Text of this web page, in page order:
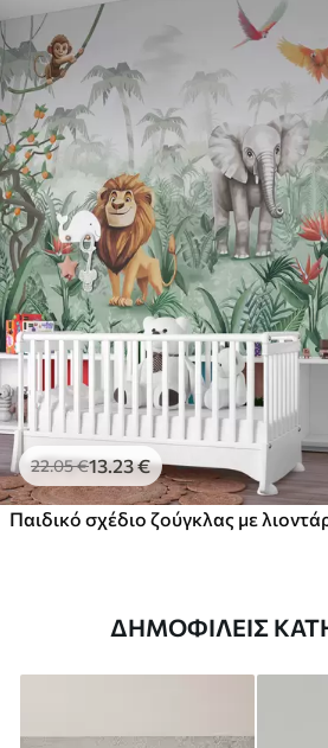
22.05€13.23€
ΔΗΜΟΦΙΛΕΊΣ